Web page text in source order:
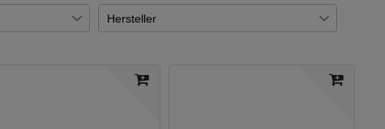
€
Universal
MEDIANO UNO K 1
Hersteller